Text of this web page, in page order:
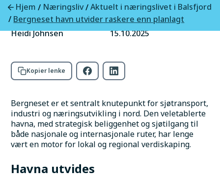
Hjem / Næringsliv/ Aktuelt i næringslivet i Balsfjord
/ Bergneset havn utvider raskere enn planlagt
Skrevet av
Heidi Johnsen
Publisert
15.10.2025
Kopier lenke
Bergneset er et sentralt knutepunkt for sjøtransport,
industri og næringsutvikling i nord. Den veletablerte
havna, med strategisk beliggenhet og sjøtilgang til
både nasjonale og internasjonale ruter, har lenge
vært en motor for lokal og regional verdiskaping.
Havna utvides